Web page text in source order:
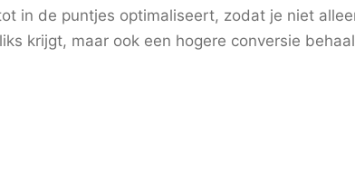
in de puntjes optimaliseert, zodat je niet
krijgt, maar ook een hogere conversie